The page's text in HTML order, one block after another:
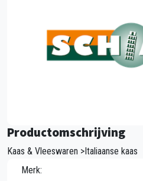
Productomschrijving
Kaas & Vleeswaren >Italiaanse kaas
Merk: